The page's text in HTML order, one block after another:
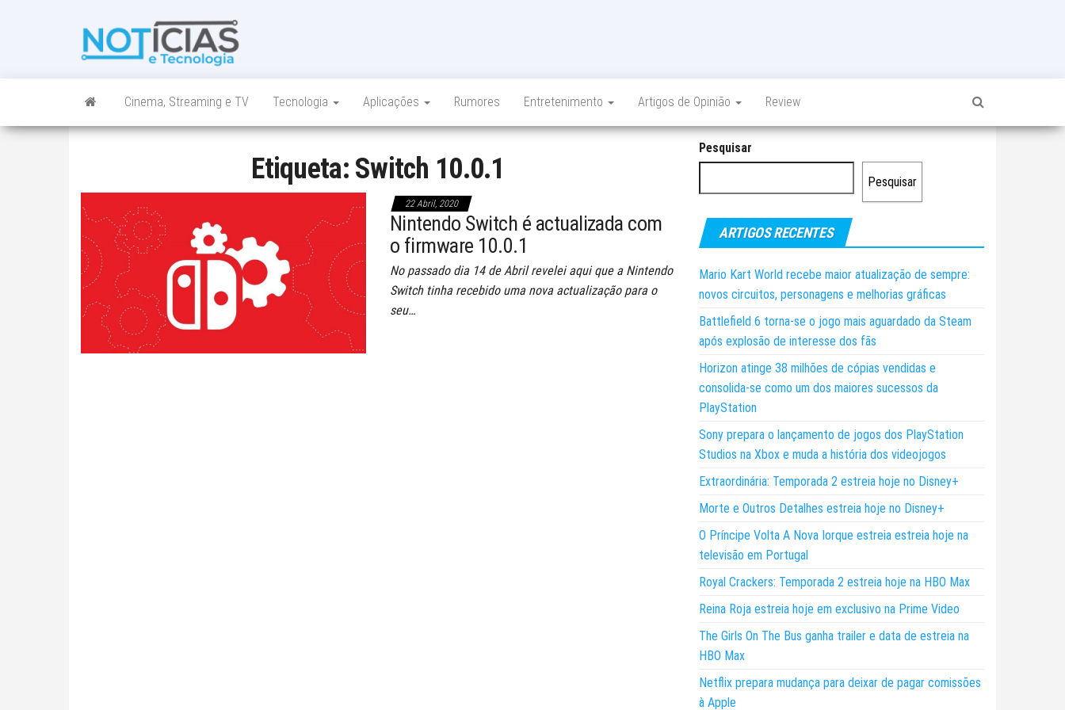
num só lugar
Cinema, Streaming e TV Tecnologia Aplicações Rumores Entretenimento Artigos de Opinião Review
Etiqueta: Switch 10.0.1
22 Abril, 2020
Nintendo Switch é actualizada com
o firmware 10.0.1
No passado dia 14 de Abril revelei aqui que a Nintendo
Switch tinha recebido uma nova actualização para o
seu…
Pesquisar
Pesquisar
ARTIGOS RECENTES
Mario Kart World recebe maior atualização de sempre:
novos circuitos, personagens e melhorias gráficas
Battlefield 6 torna-se o jogo mais aguardado da Steam
após explosão de interesse dos fãs
Horizon atinge 38 milhões de cópias vendidas e
consolida-se como um dos maiores sucessos da
PlayStation
Sony prepara o lançamento de jogos dos PlayStation
Studios na Xbox e muda a história dos videojogos
Extraordinária: Temporada 2 estreia hoje no Disney+
Morte e Outros Detalhes estreia hoje no Disney+
O Príncipe Volta A Nova Iorque estreia estreia hoje na
televisão em Portugal
Royal Crackers: Temporada 2 estreia hoje na HBO Max
Reina Roja estreia hoje em exclusivo na Prime Video
The Girls On The Bus ganha trailer e data de estreia na
HBO Max
Netflix prepara mudança para deixar de pagar comissões
à Apple